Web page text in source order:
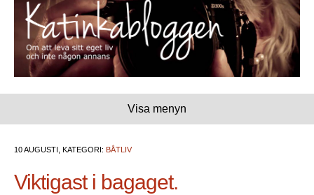
Visa menyn
10 AUGUSTI, KATEGORI: BÅTLIV
Viktigast i bagaget.